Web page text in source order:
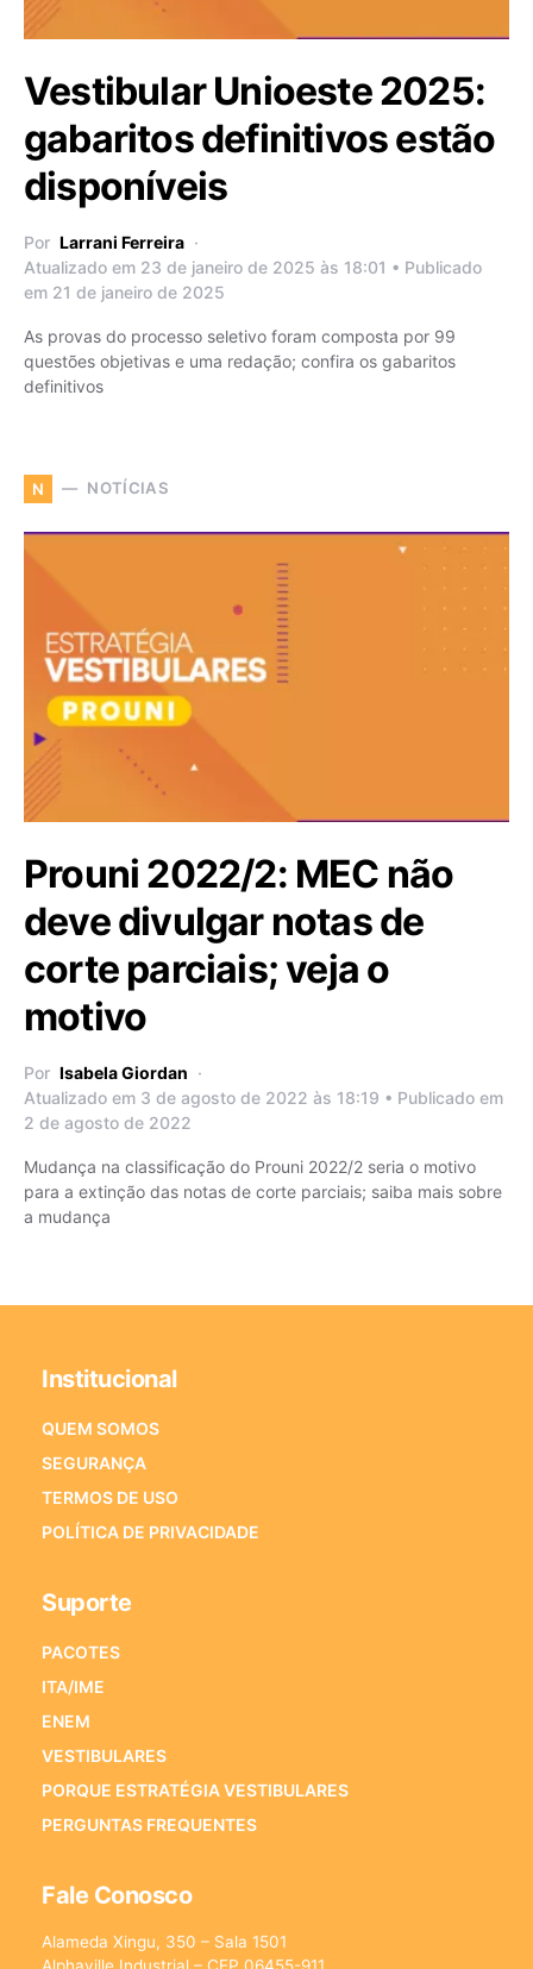
Vestibular Unioeste 2025:
gabaritos definitivos estão
disponíveis
Por Larrani Ferreira
Atualizado em 23 de janeiro de 2025 às 18:01 • Publicado
em 21 de janeiro de 2025
As provas do processo seletivo foram composta por 99
questões objetivas e uma redação; confira os gabaritos
definitivos
N NOTÍCIAS
Prouni 2022/2: MEC não
deve divulgar notas de
corte parciais; veja o
motivo
Por Isabela Giordan
Atualizado em 3 de agosto de 2022 às 18:19 • Publicado em
2 de agosto de 2022
Mudança na classificação do Prouni 2022/2 seria o motivo
para a extinção das notas de corte parciais; saiba mais sobre
a mudança
Institucional
QUEM SOMOS
SEGURANÇA
TERMOS DE USO
POLÍTICA DE PRIVACIDADE
Suporte
PACOTES
ITA/IME
ENEM
VESTIBULARES
PORQUE ESTRATÉGIA VESTIBULARES
PERGUNTAS FREQUENTES
Fale Conosco
Alameda Xingu, 350 – Sala 1501